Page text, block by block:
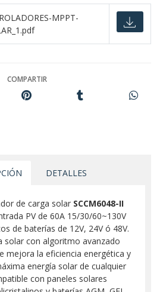
MPPT-
COMPARTIR
DETALLES
de carga solar SCCM6048-II
PV de 60A 15/30/60~130V
de baterías de 12V, 24V ó 48V.
solar con algoritmo avanzado
mejora la eficiencia energética y
energía solar de cualquier
con paneles solares